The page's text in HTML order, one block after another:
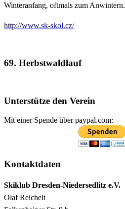
Winteranfang, oftmals zum Anwintern.
http://www.sk-skol.cz/
69. Herbstwaldlauf
Unterstütze den Verein
Mit einer Spende über paypal.com:
Kontaktdaten
Skiklub Dresden-Niedersedlitz e.V.
Olaf Reichelt